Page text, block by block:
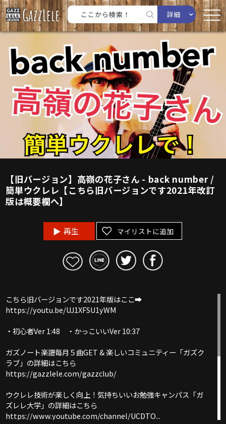
詳細
【旧バージョン】高嶺の花子さん - back number /
簡単ウクレレ【こちら旧バージョンです2021年改訂
版は概要欄へ】
再生 マイリストに追加
こちら旧バージョンです2021年版はここ➡︎
https://youtu.be/UJ1XFSU1yWM
・初心者Ver 1:48 ・かっこいいVer 10:37
ガズノート楽譜毎月５曲GET & 楽しいコミュニティー「ガズク
ラブ」の詳細はこちら
https://gazzlele.com/gazzclub/
ウクレレ技術が楽しく向上！気持ちいいお勉強キャンパス「ガ
ズレレ大学」の詳細はこちら
https://www.youtube.com/channel/UCDTO...